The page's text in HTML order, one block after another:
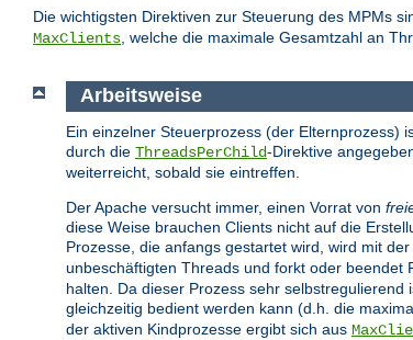
Die wichtigsten Direktiven zur Steuerung des MPMs
MaxClients, welche die maximale Gesamtzahl an
Arbeitsweise
Ein einzelner Steuerprozess (der Elternprozess)
durch die ThreadsPerChild-Direktive
weiterreicht, sobald sie eintreffen.
Der Apache versucht immer, einen Vorrat von
diese Weise brauchen Clients nicht auf die
Prozesse, die anfangs gestartet wird, wird mit
unbeschäftigten Threads und forkt oder beendet
halten. Da dieser Prozess sehr
gleichzeitig bedient werden kann (d.h. die
der aktiven Kindprozesse ergibt sich aus